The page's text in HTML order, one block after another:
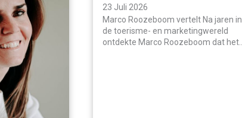
23 Juli 2026
Marco Roozeboom vertelt Na jaren in
de toerisme- en marketingwereld
ontdekte Marco Roozeboom dat het